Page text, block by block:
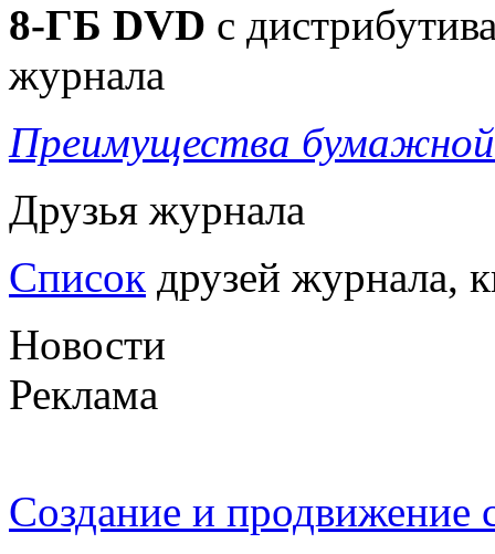
8-ГБ DVD c
журнала
Преимущества
Друзья журнала
Список друзей журнала,
Новости
Реклама
Создание и